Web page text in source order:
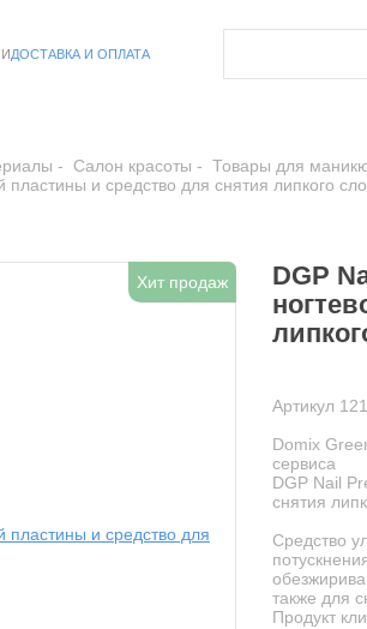
ДОСТАВКА И ОПЛАТА
Салон красоты
Товары для
и средство для снятия липкого
Хит продаж
DGP
Артикул
Domix
сервиса
DGP Nail
снятия
Средство
также для
Продукт